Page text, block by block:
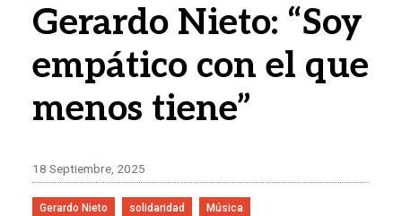
Gerardo Nieto: “Soy
empático con el que
menos tiene”
18 Septiembre, 2025
Gerardo Nieto solidaridad Música